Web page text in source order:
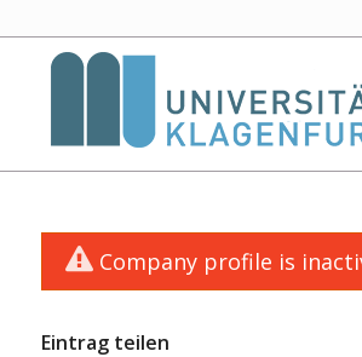
Company profile is
Eintrag teilen